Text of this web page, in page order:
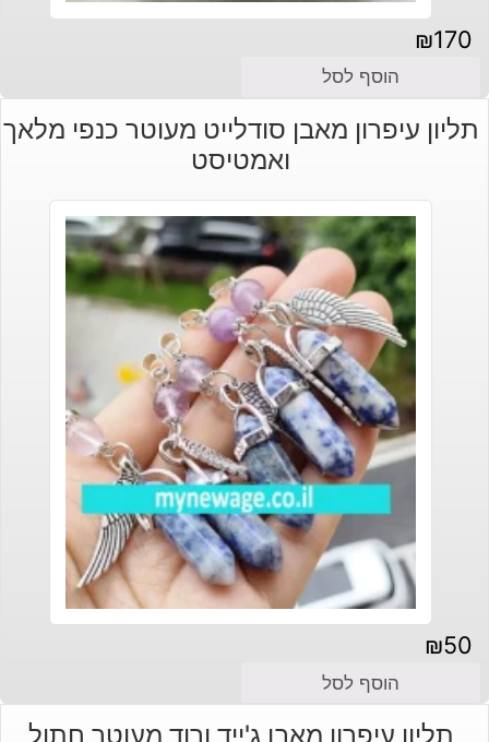
₪170
הוסף לסל
תליון עיפרון מאבן סודלייט מעוטר כנפי מלאך
ואמטיסט
₪50
הוסף לסל
תליון עיפרון מאבן ג'ייד ורוד מעוטר חתול